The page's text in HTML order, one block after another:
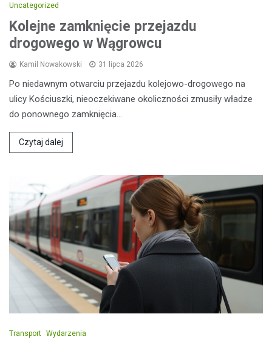
Uncategorized
Kolejne zamknięcie przejazdu
drogowego w Wągrowcu
Kamil Nowakowski 31 lipca 2026
Po niedawnym otwarciu przejazdu kolejowo-drogowego na
ulicy Kościuszki, nieoczekiwane okoliczności zmusiły władze
do ponownego zamknięcia…
Czytaj dalej
Transport Wydarzenia